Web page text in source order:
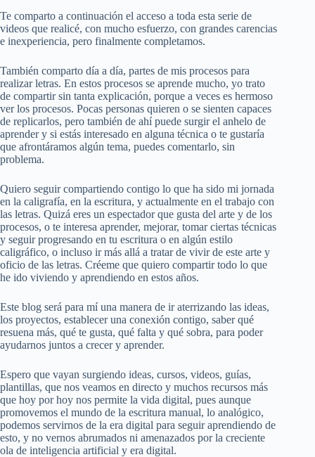
Te comparto a continuación el acceso a toda esta serie de
videos que realicé, con mucho esfuerzo, con grandes carencias
e inexperiencia, pero finalmente completamos.
También comparto día a día, partes de mis procesos para
realizar letras. En estos procesos se aprende mucho, yo trato
de compartir sin tanta explicación, porque a veces es hermoso
ver los procesos. Pocas personas quieren o se sienten capaces
de replicarlos, pero también de ahí puede surgir el anhelo de
aprender y si estás interesado en alguna técnica o te gustaría
que afrontáramos algún tema, puedes comentarlo, sin
problema.
Quiero seguir compartiendo contigo lo que ha sido mi jornada
en la caligrafía, en la escritura, y actualmente en el trabajo con
las letras. Quizá eres un espectador que gusta del arte y de los
procesos, o te interesa aprender, mejorar, tomar ciertas técnicas
y seguir progresando en tu escritura o en algún estilo
caligráfico, o incluso ir más allá a tratar de vivir de este arte y
oficio de las letras. Créeme que quiero compartir todo lo que
he ido viviendo y aprendiendo en estos años.
Este blog será para mí una manera de ir aterrizando las ideas,
los proyectos, establecer una conexión contigo, saber qué
resuena más, qué te gusta, qué falta y qué sobra, para poder
ayudarnos juntos a crecer y aprender.
Espero que vayan surgiendo ideas, cursos, videos, guías,
plantillas, que nos veamos en directo y muchos recursos más
que hoy por hoy nos permite la vida digital, pues aunque
promovemos el mundo de la escritura manual, lo analógico,
podemos servirnos de la era digital para seguir aprendiendo de
esto, y no vernos abrumados ni amenazados por la creciente
ola de inteligencia artificial y era digital.